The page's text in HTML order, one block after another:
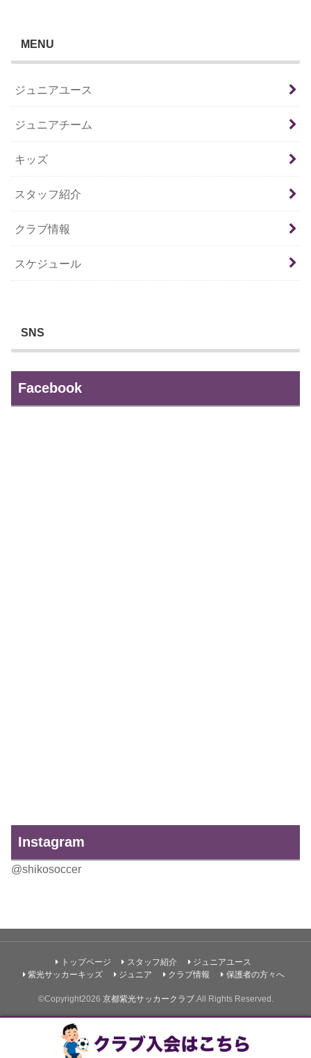
MENU
ジュニアユース
ジュニアチーム
キッズ
スタッフ紹介
クラブ情報
スケジュール
SNS
Facebook
Instagram
@shikosoccer
トップページ スタッフ紹介
ジュニアユース
紫光サッカーキッズ
ジュニア クラブ情報 保護者の方々へ
©Copyright2026 京都紫光サッカークラブ.All Rights Reserved.